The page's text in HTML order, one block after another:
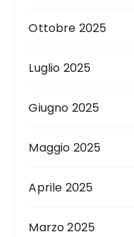
Ottobre 2025
Luglio 2025
Giugno 2025
Maggio 2025
Aprile 2025
Marzo 2025